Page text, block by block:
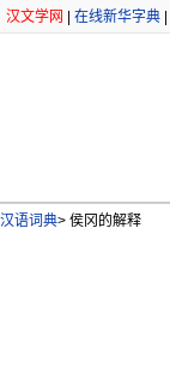
汉文学网 在线新华字典
汉语词典> 侯冈的解释